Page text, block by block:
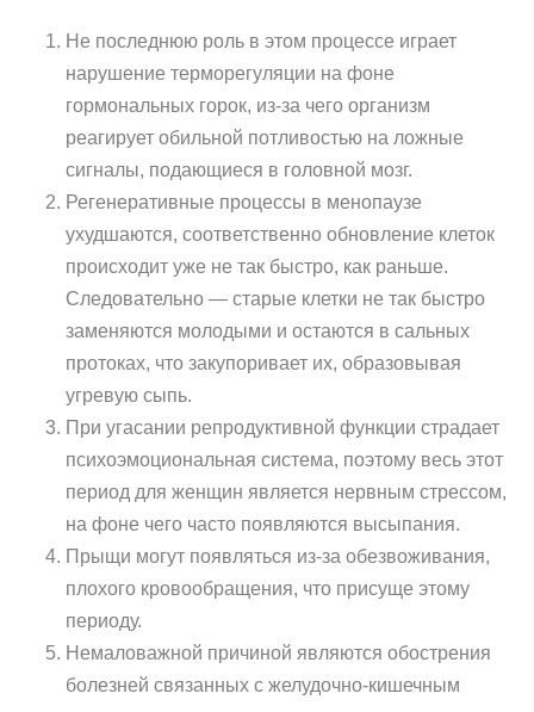
Не последнюю роль в этом процессе играет
нарушение терморегуляции на фоне
гормональных горок, из-за чего организм
реагирует обильной потливостью на ложные
сигналы, подающиеся в головной мозг.
Регенеративные процессы в менопаузе
ухудшаются, соответственно обновление клеток
происходит уже не так быстро, как раньше.
Следовательно — старые клетки не так быстро
заменяются молодыми и остаются в сальных
протоках, что закупоривает их, образовывая
угревую сыпь.
При угасании репродуктивной функции страдает
психоэмоциональная система, поэтому весь этот
период для женщин является нервным стрессом,
на фоне чего часто появляются высыпания.
Прыщи могут появляться из-за обезвоживания,
плохого кровообращения, что присуще этому
периоду.
Немаловажной причиной являются обострения
болезней связанных с желудочно-кишечным